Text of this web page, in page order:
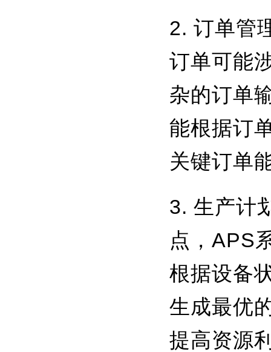
2. 订单管
订单可能
杂的订单
能根据订
关键订单
3. 生产计
点，APS
根据设备
生成最优
提高资源